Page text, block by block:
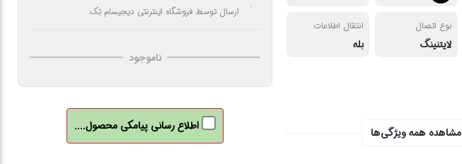
نوع اتصال
لایتنینگ
انتقال اطلاعات
بله
مشاهده همه ویژگی‌ها
ارسال توسط فروشگاه اینترنتی دیجیسام تِک
ناموجود
اطلاع رسانی پیامکی محصول....